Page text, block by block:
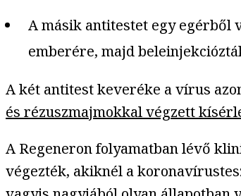
A másik antitestet egy egérből
emberére, majd
A két antitest keveréke a vírus
és rézuszmajmokkal végzett
A Regeneron folyamatban lévő
végezték, akiknél a